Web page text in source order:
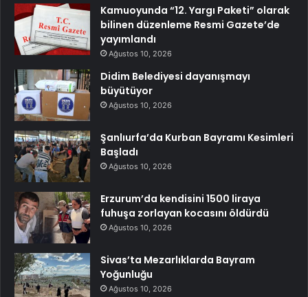
Kamuoyunda “12. Yargı Paketi” olarak
bilinen düzenleme Resmi Gazete’de
yayımlandı
Ağustos 10, 2026
Didim Belediyesi dayanışmayı
büyütüyor
Ağustos 10, 2026
Şanlıurfa’da Kurban Bayramı Kesimleri
Başladı
Ağustos 10, 2026
Erzurum’da kendisini 1500 liraya
fuhuşa zorlayan kocasını öldürdü
Ağustos 10, 2026
Sivas’ta Mezarlıklarda Bayram
Yoğunluğu
Ağustos 10, 2026